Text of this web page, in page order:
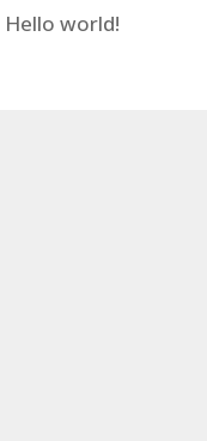
Hello world!